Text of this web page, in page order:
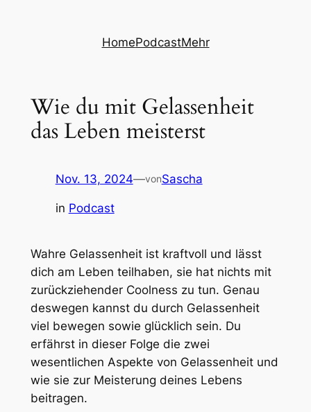
HomePodcastMehr
Wie du mit Gelassenheit
das Leben meisterst
Nov. 13, 2024—vonSascha
in Podcast
Wahre Gelassenheit ist kraftvoll und lässt
dich am Leben teilhaben, sie hat nichts mit
zurückziehender Coolness zu tun. Genau
deswegen kannst du durch Gelassenheit
viel bewegen sowie glücklich sein. Du
erfährst in dieser Folge die zwei
wesentlichen Aspekte von Gelassenheit und
wie sie zur Meisterung deines Lebens
beitragen.